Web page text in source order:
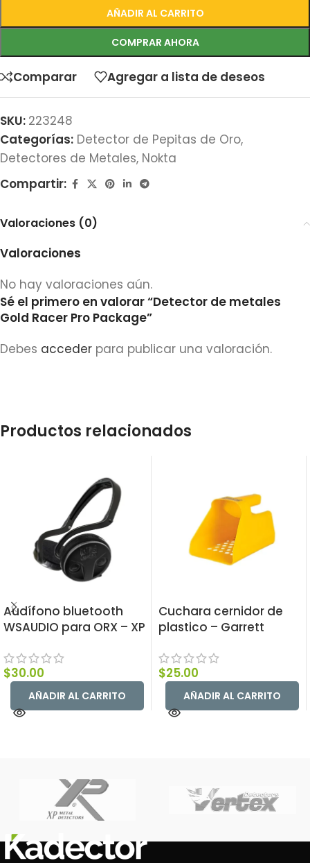
AÑADIR AL CARRITO
COMPRAR AHORA
Comparar Agregar a lista de deseos
SKU: 223248
Categorías: Detector de Pepitas de Oro,
Detectores de Metales, Nokta
Compartir:
Valoraciones (0)
Valoraciones
No hay valoraciones aún.
Sé el primero en valorar “Detector de metales
Gold Racer Pro Package”
Debes acceder para publicar una valoración.
Productos relacionados
Audífono bluetooth
WSAUDIO para ORX – XP
$30.00
AÑADIR AL CARRITO
Cuchara cernidor de
plastico – Garrett
$25.00
AÑADIR AL CARRITO